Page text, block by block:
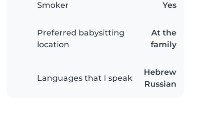
Smoker Yes
Preferred babysitting
location
At the
family
Languages that I speak
Hebrew
Russian